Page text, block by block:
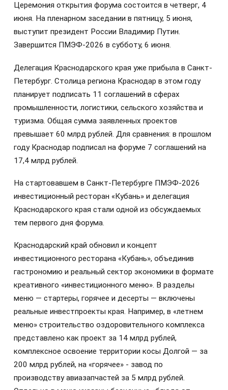
Церемония открытия форума состоится в четверг, 4
июня. На пленарном заседании в пятницу, 5 июня,
выступит президент России Владимир Путин.
Завершится ПМЭФ-2026 в субботу, 6 июня.
Делегация Краснодарского края уже прибыла в Санкт-
Петербург. Столица региона Краснодар в этом году
планирует подписать 11 соглашений в сферах
промышленности, логистики, сельского хозяйства и
туризма. Общая сумма заявленных проектов
превышает 60 млрд рублей. Для сравнения: в прошлом
году Краснодар подписал на форуме 7 соглашений на
17,4 млрд рублей.
На стартовавшем в Санкт-Петербурге ПМЭФ-2026
инвестиционный ресторан «Кубань» и делегация
Краснодарского края стали одной из обсуждаемых
тем первого дня форума.
Краснодарский край обновил и концепт
инвестиционного ресторана «Кубань», объединив
гастрономию и реальный сектор экономики в формате
креативного «инвестиционного меню». В разделы
меню — стартеры, горячее и десерты — включены
реальные инвестпроекты края. Например, в «летнем
меню» строительство оздоровительного комплекса
представлено как проект за 14 млрд рублей,
комплексное освоение территории косы Долгой — за
200 млрд рублей, на «горячее» - завод по
производству авиазапчастей за 5 млрд рублей.